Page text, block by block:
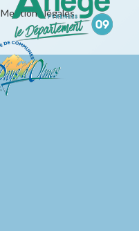
Mentions légales